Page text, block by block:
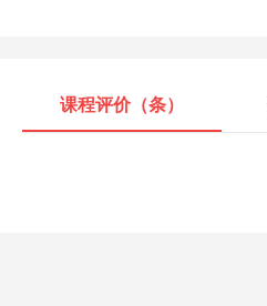
课程评价（条）